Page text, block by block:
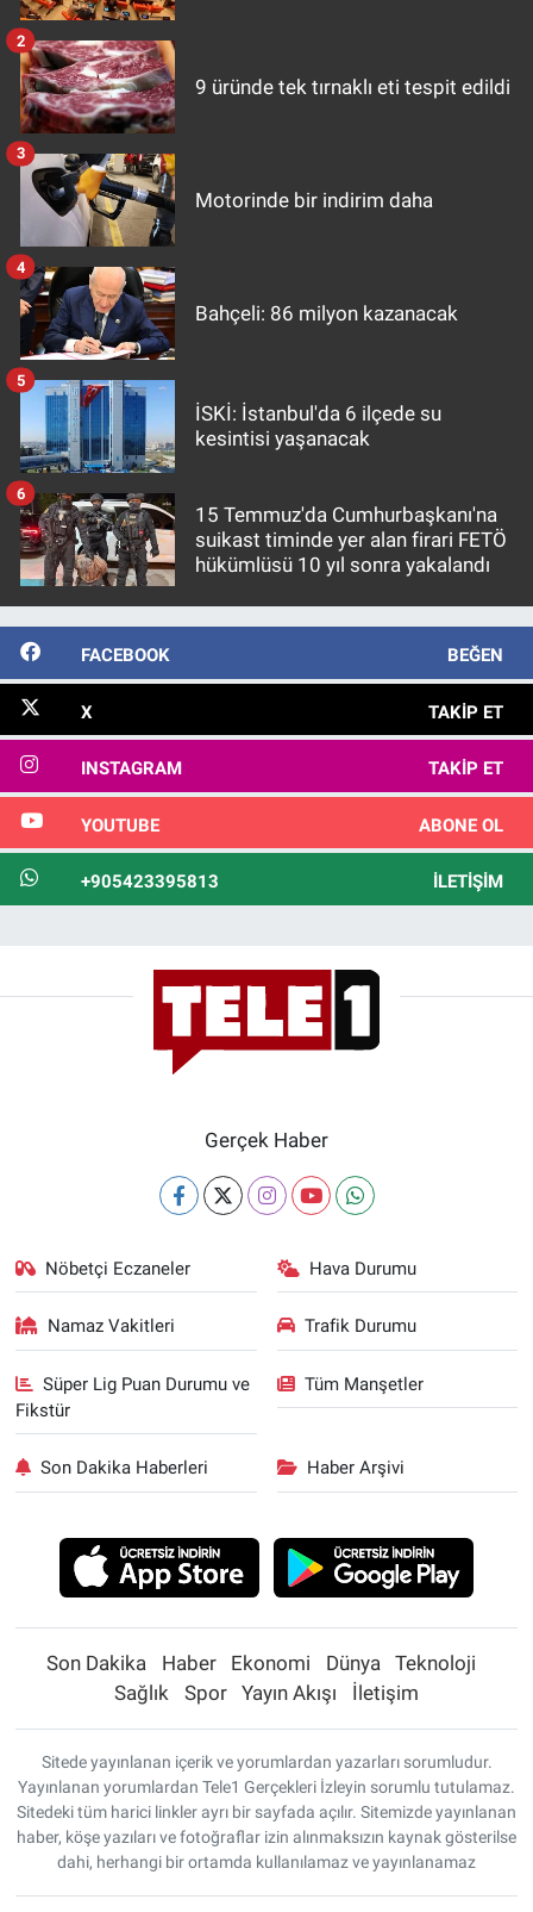
9 üründe tek tırnaklı eti tespit edildi
2
Motorinde bir indirim daha
3
Bahçeli: 86 milyon kazanacak
4
İSKİ: İstanbul'da 6 ilçede su
kesintisi yaşanacak
5
15 Temmuz'da Cumhurbaşkanı'na
suikast timinde yer alan firari FETÖ
hükümlüsü 10 yıl sonra yakalandı
6
FACEBOOK BEĞEN
X TAKIP ET
INSTAGRAM TAKIP ET
YOUTUBE ABONE OL
+905423395813 İLETIŞIM
Gerçek Haber
Nöbetçi Eczaneler Hava Durumu
Namaz Vakitleri Trafik Durumu
Süper Lig Puan Durumu ve
Fikstür
Tüm Manşetler
Son Dakika Haberleri Haber Arşivi
Son Dakika Haber Ekonomi Dünya
Teknoloji
Sağlık
Spor Yayın Akışı İletişim
Sitede yayınlanan içerik ve yorumlardan yazarları sorumludur.
Yayınlanan yorumlardan Tele1 Gerçekleri İzleyin sorumlu tutulamaz.
Sitedeki tüm harici linkler ayrı bir sayfada açılır. Sitemizde yayınlanan
haber, köşe yazıları ve fotoğraflar izin alınmaksızın kaynak gösterilse
dahi, herhangi bir ortamda kullanılamaz ve yayınlanamaz